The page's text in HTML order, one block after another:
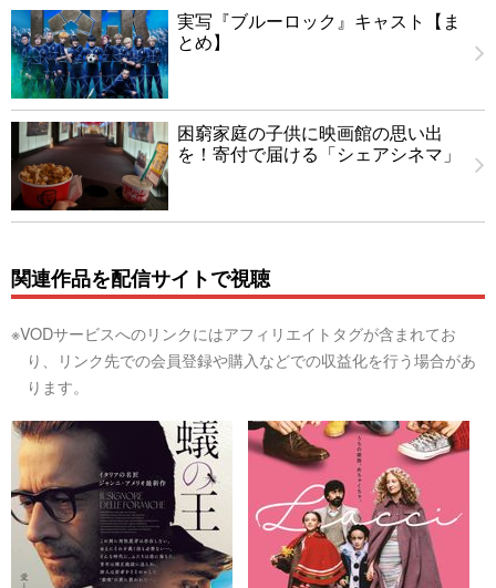
実写『ブルーロック』キャスト【ま
とめ】
困窮家庭の子供に映画館の思い出
を！寄付で届ける「シェアシネマ」
関連作品を配信サイトで視聴
※VODサービスへのリンクにはアフィリエイトタグが含まれてお
り、リンク先での会員登録や購入などでの収益化を行う場合があ
ります。